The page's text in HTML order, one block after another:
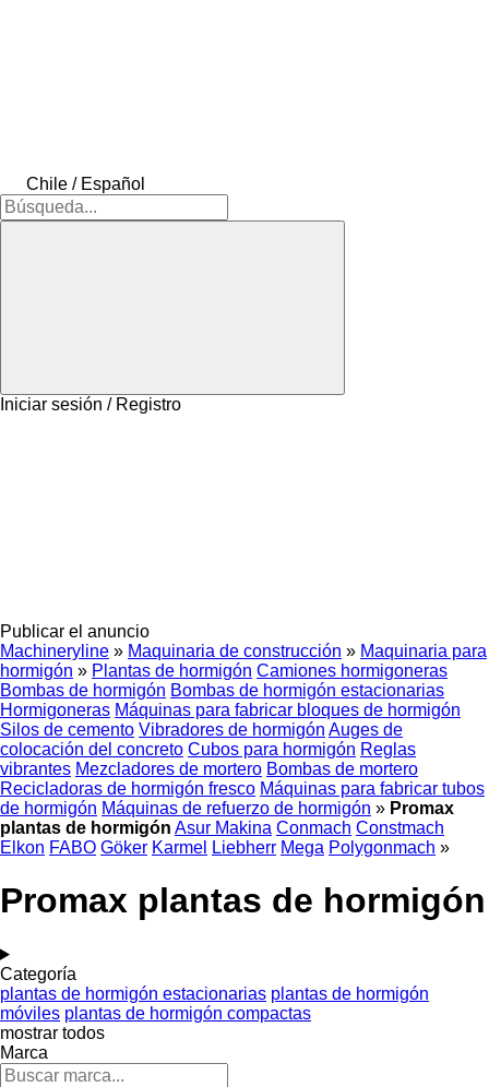
Chile / Español
Iniciar sesión / Registro
Publicar el anuncio
Machineryline » Maquinaria de construcción » Maquinaria para
hormigón » Plantas de hormigón Camiones hormigoneras
Bombas de hormigón Bombas de hormigón estacionarias
Hormigoneras Máquinas para fabricar bloques de hormigón
Silos de cemento Vibradores de hormigón Auges de
colocación del concreto Cubos para hormigón Reglas
vibrantes Mezcladores de mortero Bombas de mortero
Recicladoras de hormigón fresco Máquinas para fabricar tubos
de hormigón Máquinas de refuerzo de hormigón » Promax
plantas de hormigón Asur Makina Conmach Constmach
Elkon FABO Göker Karmel Liebherr Mega Polygonmach »
Promax plantas de hormigón
Categoría
plantas de hormigón estacionarias plantas de hormigón
móviles plantas de hormigón compactas
mostrar todos
Marca